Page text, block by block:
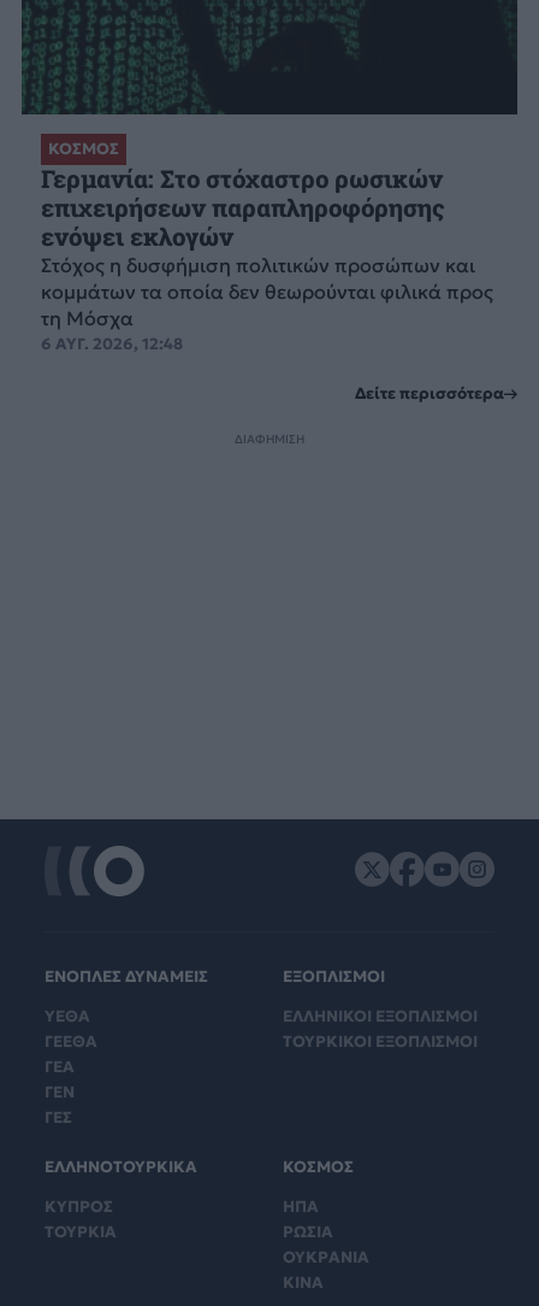
ΚΟΣΜΟΣ
Γερμανία: Στο στόχαστρο ρωσικών
επιχειρήσεων παραπληροφόρησης
ενόψει εκλογών
Στόχος η δυσφήμιση πολιτικών προσώπων και
κομμάτων τα οποία δεν θεωρούνται φιλικά προς
τη Μόσχα
6 ΑΥΓ. 2026, 12:48
Δείτε περισσότερα
ΔΙΑΦΗΜΙΣΗ
ΕΝΟΠΛΕΣ ΔΥΝΑΜΕΙΣ
ΥΕΘΑ
ΓΕΕΘΑ
ΓΕΑ
ΓΕΝ
ΓΕΣ
ΕΞΟΠΛΙΣΜΟΙ
ΕΛΛΗΝΙΚΟΙ ΕΞΟΠΛΙΣΜΟΙ
ΤΟΥΡΚΙΚΟΙ ΕΞΟΠΛΙΣΜΟΙ
ΕΛΛΗΝΟΤΟΥΡΚΙΚΑ
ΚΥΠΡΟΣ
ΤΟΥΡΚΙΑ
ΚΟΣΜΟΣ
ΗΠΑ
ΡΩΣΙΑ
ΟΥΚΡΑΝΙΑ
ΚΙΝΑ